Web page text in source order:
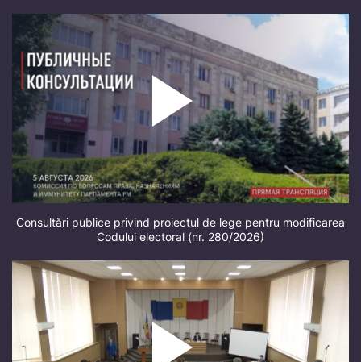
Consultări publice privind proiectul de lege pentru modificarea
Codului electoral (nr. 280/2026)